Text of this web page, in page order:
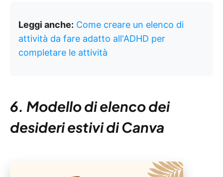
Leggi anche: Come creare un elenco di
attività da fare adatto all'ADHD per
completare le attività
6. Modello di elenco dei
desideri estivi di Canva